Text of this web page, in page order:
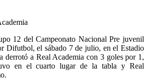
12 del Campeonato Nacional Pre juvenil
Difutbol, el sábado 7 de julio, en el Estadio
derrotó a Real Academia con 3 goles por 1,
en el cuarto lugar de la tabla y Real